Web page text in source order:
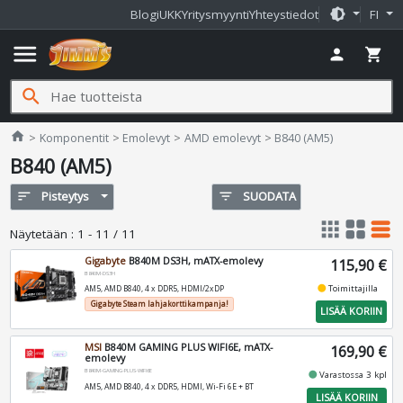
BlogiUKKYritysmyyntiYhteystiedot brightness_medium FI
menu person shopping_cart
search
home Jimms.fi
Komponentit Emolevyt AMD emolevyt B840 (AM5)
B840 (AM5)
sort Pisteytys filter_list SUODATA
Näytetään : 1 - 11 / 11 apps grid_view table_rows
Gigabyte B840M DS3H, mATX-emolevy
B840M-DS3H
AM5, AMD B840, 4 x DDR5, HDMI/2xDP
Gigabyte Steam lahjakorttikampanja!
115,90 €
fiber_manual_recordToimittajilla
LISÄÄ KORIIN
MSI B840M GAMING PLUS WIFI6E, mATX-
emolevy
B840M-GAMING-PLUS-WIFI6E
AM5, AMD B840, 4 x DDR5, HDMI, Wi-Fi 6E + BT
169,90 €
fiber_manual_recordVarastossa 3 kpl
LISÄÄ KORIIN